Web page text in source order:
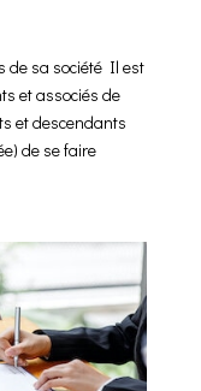
de sa société Il est
et associés de
et descendants
de se faire